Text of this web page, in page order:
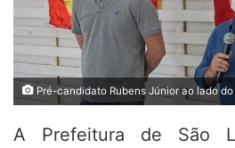
Pré-candidato Rubens Júnior ao lado
A Prefeitura de São